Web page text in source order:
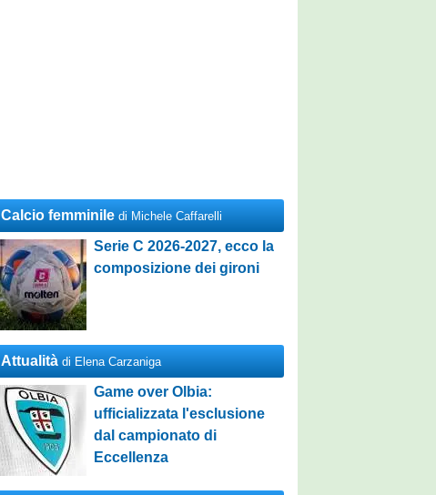
Calcio femminile di Michele Caffarelli
Serie C 2026-2027, ecco la
composizione dei gironi
Attualità di Elena Carzaniga
Game over Olbia:
ufficializzata l'esclusione
dal campionato di
Eccellenza